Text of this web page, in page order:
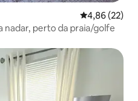
4,86 de uma
4,86 (22)
perto da praia/golfe